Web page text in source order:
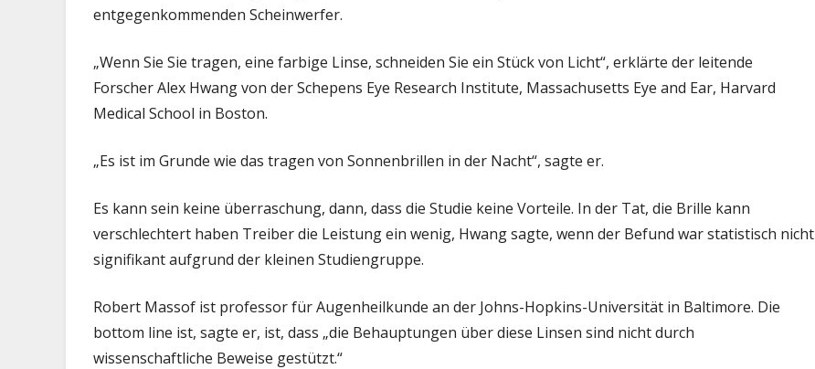
entgegenkommenden Scheinwerfer.
„Wenn Sie Sie tragen, eine farbige Linse, schneiden Sie ein Stück von Licht“, erklärte der leitende
Forscher Alex Hwang von der Schepens Eye Research Institute, Massachusetts Eye and Ear, Harvard
Medical School in Boston.
„Es ist im Grunde wie das tragen von Sonnenbrillen in der Nacht“, sagte er.
Es kann sein keine überraschung, dann, dass die Studie keine Vorteile. In der Tat, die Brille kann
verschlechtert haben Treiber die Leistung ein wenig, Hwang sagte, wenn der Befund war statistisch nicht
signifikant aufgrund der kleinen Studiengruppe.
Robert Massof ist professor für Augenheilkunde an der Johns-Hopkins-Universität in Baltimore. Die
bottom line ist, sagte er, ist, dass „die Behauptungen über diese Linsen sind nicht durch
wissenschaftliche Beweise gestützt.“